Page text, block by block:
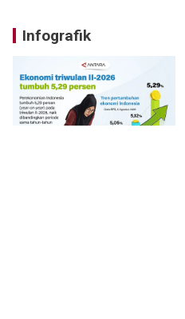
Infografik